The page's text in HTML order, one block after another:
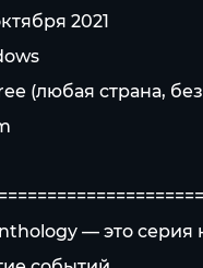
2021
(любая страна,
— это